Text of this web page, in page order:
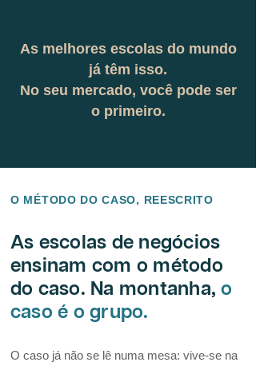
As melhores escolas do mundo
já têm isso.
No seu mercado, você pode ser
o primeiro.
O MÉTODO DO CASO, REESCRITO
As escolas de negócios
ensinam com o método
do caso. Na montanha,o
caso é o grupo.
O caso já não se lê numa mesa: vive-se na